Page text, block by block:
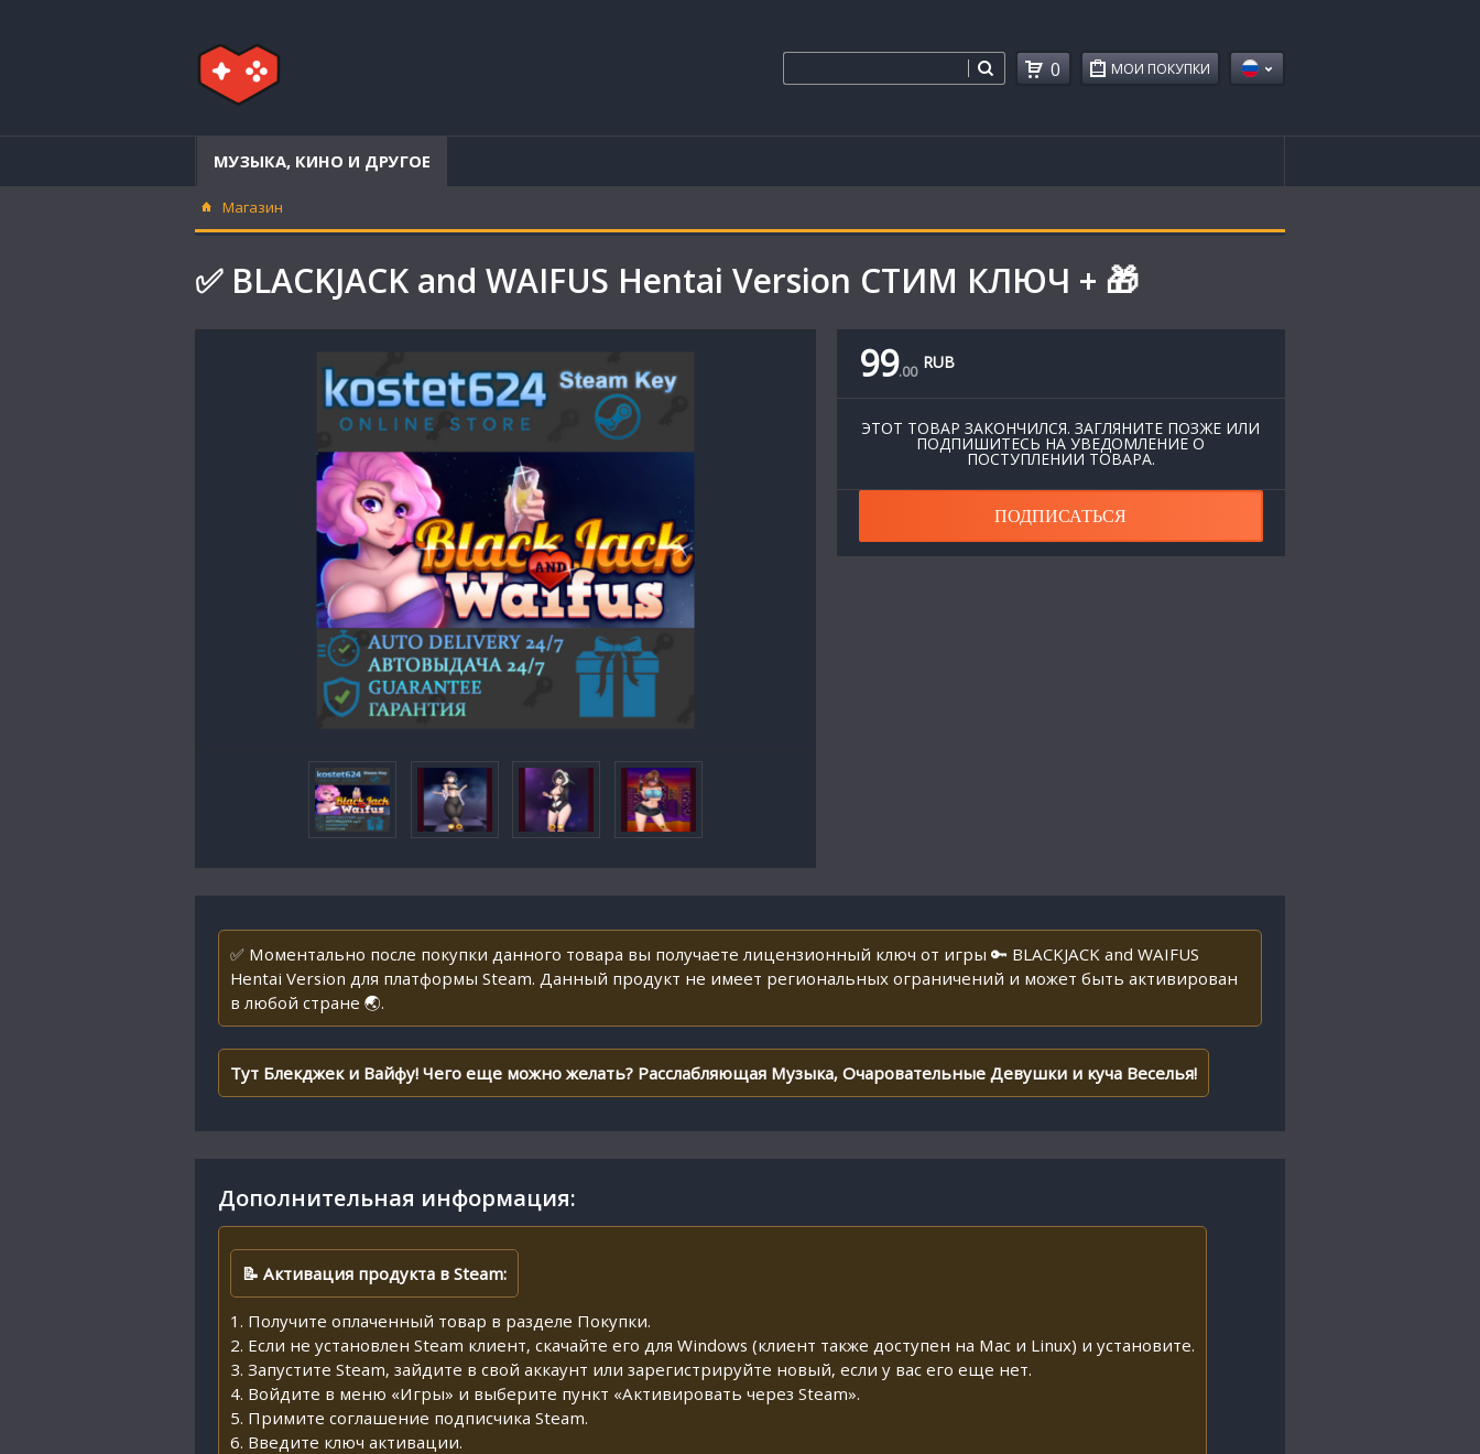
МОИ ПОКУПКИ
0
МУЗЫКА, КИНО И ДРУГОЕ
Магазин
✅ BLACKJACK and WAIFUS Hentai Version СТИМ КЛЮЧ + 🎁
99.00 RUB
ЭТОТ ТОВАР ЗАКОНЧИЛСЯ. ЗАГЛЯНИТЕ ПОЗЖЕ ИЛИ
ПОДПИШИТЕСЬ НА УВЕДОМЛЕНИЕ О
ПОСТУПЛЕНИИ ТОВАРА.
ПОДПИСАТЬСЯ
✅ Моментально после покупки данного товара вы получаете лицензионный ключ от игры 🔑 BLACKJACK and WAIFUS
Hentai Version для платформы Steam. Данный продукт не имеет региональных ограничений и может быть активирован
в любой стране 🌏.
Тут Блекджек и Вайфу! Чего еще можно желать? Расслабляющая Музыка, Очаровательные Девушки и куча Веселья!
Дополнительная информация:
📝 Активация продукта в Steam:
1. Получите оплаченный товар в разделе Покупки.
2. Если не установлен Steam клиент, скачайте его для Windows (клиент также доступен на Mac и Linux) и установите.
3. Запустите Steam, зайдите в свой аккаунт или зарегистрируйте новый, если у вас его еще нет.
4. Войдите в меню «Игры» и выберите пункт «Активировать через Steam».
5. Примите соглашение подписчика Steam.
6. Введите ключ активации.